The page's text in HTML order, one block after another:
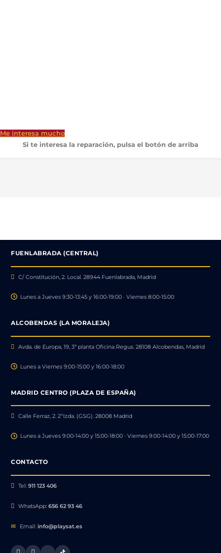
Me interesa mucho
Si te interesa la reparación, pulsa el botón de arriba
FUENLABRADA (CENTRAL)
C/ Constitución, 2. Local. 28944 Fuenlabrada, Madrid
Lunes a Jueves 9:30-13:45 y 16:00-19:00 · Viernes 8:00-15:00
ALCOBENDAS (LA MORALEJA)
Avda. de Europa, 19, 3ª planta Oficina Regus. 28108 Alcobendas, Madrid
Lunes a Viernes 9:00-15:00 y 16:00-18:00
MADRID CENTRO (PLAZA DE ESPAÑA)
Calle Ferraz, 2. 2ºIzda. (GSG). 28008 Madrid
Lunes a Jueves 9:00-14:00 y 15:00-18:00 · Viernes 9:00-14:00 y 15:00-17:00
CONTACTO
Tel:911 123 406
WhatsApp:656 62 93 46
Email:info@playsat.es